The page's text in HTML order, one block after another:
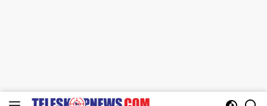
Langsung